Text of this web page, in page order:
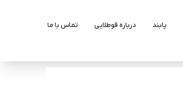
پابند درباره قوطلایی تماس با ما